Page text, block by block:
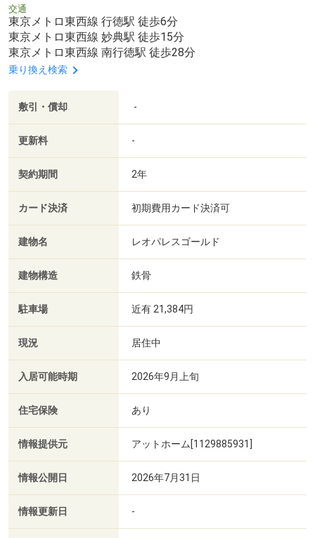
交通
東京メトロ東西線 行徳駅 徒歩6分
東京メトロ東西線 妙典駅 徒歩15分
東京メトロ東西線 南行徳駅 徒歩28分
乗り換え検索
敷引・償却 -
更新料 -
契約期間 2年
カード決済 初期費用カード決済可
建物名 レオパレスゴールド
建物構造 鉄骨
駐車場 近有 21,384円
現況 居住中
入居可能時期 2026年9月上旬
住宅保険 あり
情報提供元 アットホーム[1129885931]
情報公開日 2026年7月31日
情報更新日 -